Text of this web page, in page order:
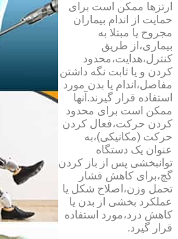
ارتزها ممکن است برای
حمایت از اندام بیماران
مجروح یا مبتلا به
بیماری،از طریق
کنترل،هدایت،محدود
کردن و یا ثابت نگه داشتن
مفاصل،اندام یا بدن مورد
استفاده قرار گیرند.آنها
ممکن است برای محدود
کردن حرکت،فعال کردن
حرکت (مکانیکی)،به
عنوان یک دستگاه
توانبخشی پس از باز کردن
گچ،برای کاهش فشار
تحمل وزن،اصلاح شکل یا
عملکرد بخشی از بدن یا
کاهش درد،مورد استفاده
قرار گیرد.